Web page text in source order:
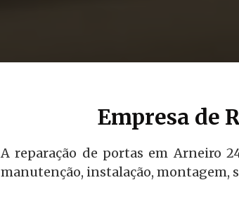
Empresa de
A reparação de portas em Arneiro
manutenção, instalação, montagem,